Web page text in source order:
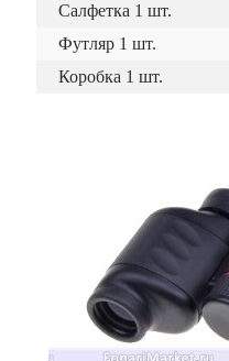
Салфетка 1 шт.
Футляр 1 шт.
Коробка 1 шт.